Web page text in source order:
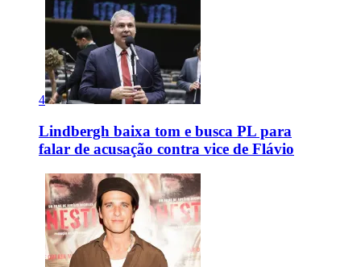
4
Lindbergh baixa tom e busca PL para
falar de acusação contra vice de Flávio